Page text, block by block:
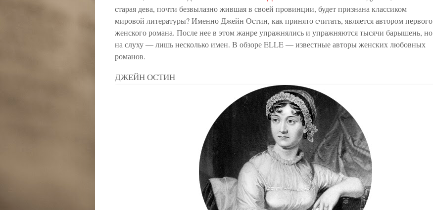
старая дева, почти безвылазно жившая в своей провинции, будет признана классиком
мировой литературы? Именно Джейн Остин, как принято считать, является автором первого
женского романа. После нее в этом жанре упражнялись и упражняются тысячи барышень, но
на слуху — лишь несколько имен. В обзоре ELLE — известные авторы женских любовных
романов.
ДЖЕЙН ОСТИН